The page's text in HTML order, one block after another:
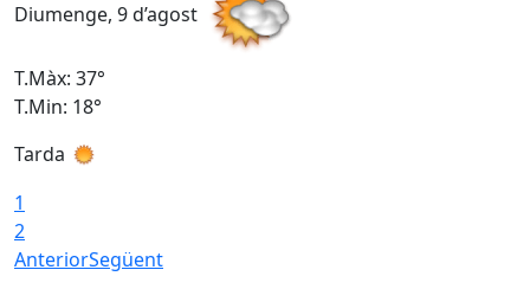
Diumenge, 9 d’agost
T.Màx: 37°
T.Min: 18°
Tarda
1
2
AnteriorSegüent